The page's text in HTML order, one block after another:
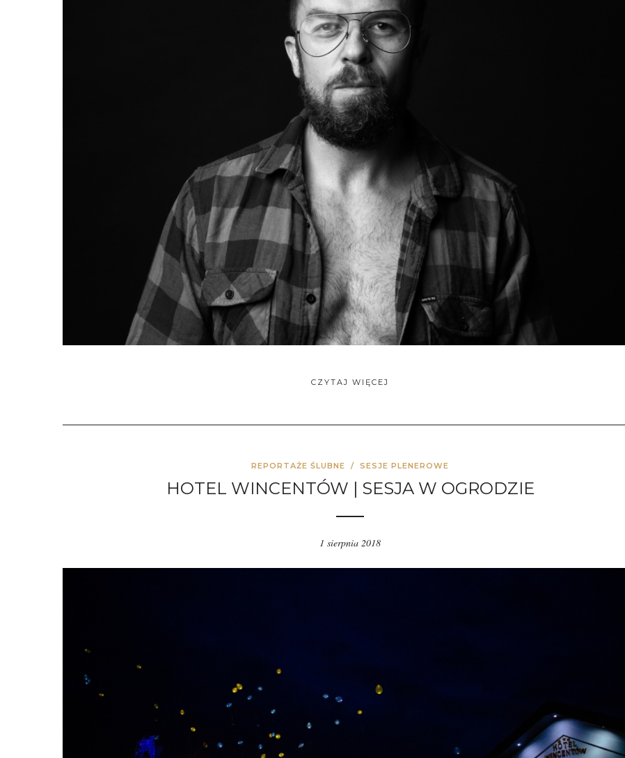
CZYTAJ WIĘCEJ
REPORTAŻE ŚLUBNE /SESJE PLENEROWE
HOTEL WINCENTÓW | SESJA W OGRODZIE
1 sierpnia 2018